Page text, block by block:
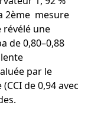
2ème mesure
révélé une
de 0,80–0,88
par le
de 0,94 avec